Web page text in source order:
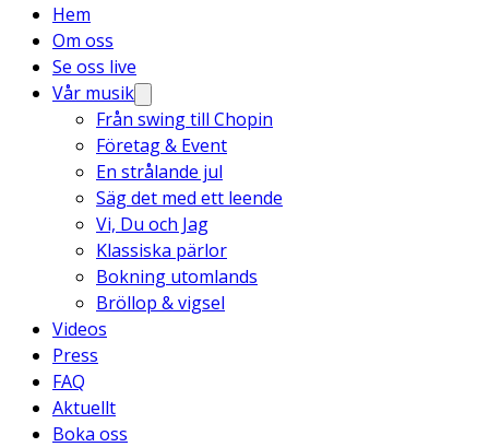
Hem
Om oss
Se oss live
Vår musik
Från swing till Chopin
Företag & Event
En strålande jul
Säg det med ett leende
Vi, Du och Jag
Klassiska pärlor
Bokning utomlands
Bröllop & vigsel
Videos
Press
FAQ
Aktuellt
Boka oss